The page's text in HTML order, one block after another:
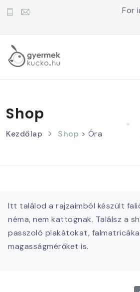
For
Shop
Kezdőlap Shop > Óra
Itt találod a rajzaimból készült
néma, nem kattognak. Találsz a
passzoló plakátokat,
magasságmérőket is.